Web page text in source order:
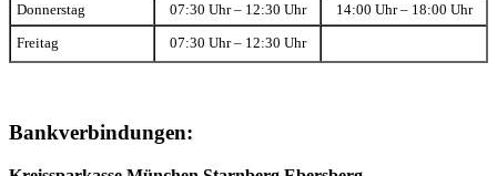
Donnerstag 07:30 Uhr – 12:30 Uhr 14:00 Uhr – 18:00 Uhr
Freitag 07:30 Uhr – 12:30 Uhr
Bankverbindungen: